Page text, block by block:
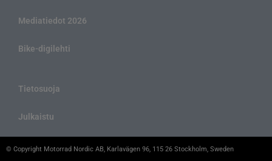
Mediatiedot 2026
Bike-digilehti
Tietosuoja
Julkaistu
© Copyright Motorrad Nordic AB, Karlavägen 96, 115 26 Stockholm, Sweden